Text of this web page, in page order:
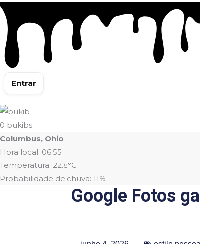
Entrar
0 bukibs
Columbus, Ohio
Hora local: 06:55
Temperatura: 22.8°C
Probabilidade de chuva: 11%
Google Fotos